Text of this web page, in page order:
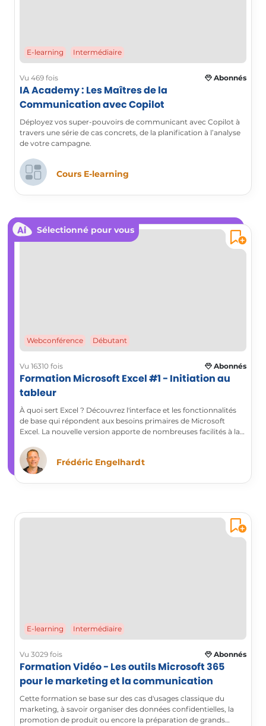
E-learning Intermédiaire
Vu 469 fois Abonnés
IA Academy : Les Maîtres de la
Communication avec Copilot
Déployez vos super-pouvoirs de communicant avec Copilot à
travers une série de cas concrets, de la planification à l’analyse
de votre campagne.
Cours E-learning
Sélectionné pour vous
Webconférence Débutant
Vu 16310 fois Abonnés
Formation Microsoft Excel #1 - Initiation au
tableur
À quoi sert Excel ? Découvrez l'interface et les fonctionnalités
de base qui répondent aux besoins primaires de Microsoft
Excel. La nouvelle version apporte de nombreuses facilités à la
Frédéric Engelhardt
E-learning Intermédiaire
Vu 3029 fois Abonnés
Formation Vidéo - Les outils Microsoft 365
pour le marketing et la communication
Cette formation se base sur des cas d'usages classique du
marketing, à savoir organiser des données confidentielles, la
promotion de produit ou encore la préparation de grands